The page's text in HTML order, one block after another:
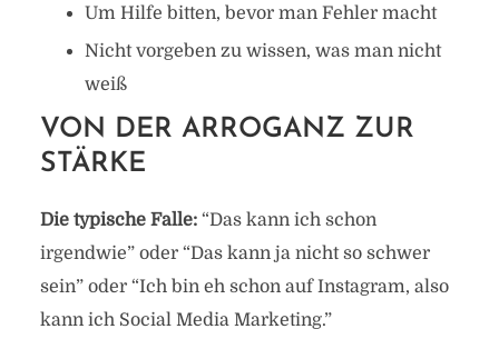
Um Hilfe bitten, bevor man Fehler macht
Nicht vorgeben zu wissen, was man nicht
weiß
VON DER ARROGANZ ZUR
STÄRKE
Die typische Falle:“Das kann ich schon
irgendwie” oder “Das kann ja nicht so schwer
sein” oder “Ich bin eh schon auf Instagram, also
kann ich Social Media Marketing.”